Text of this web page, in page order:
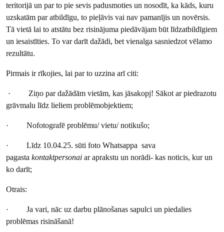
teritorijā un par to pie sevis padusmoties un nosodīt, ka kāds, kuru
uzskatām par atbildīgu, to pieļāvis vai nav pamanījis un novērsis.
Tā vietā lai to atstātu bez risinājuma piedāvājam būt līdzatbildīgiem
un iesaistīties. To var darīt dažādi, bet vienalga sasniedzot vēlamo
rezultātu.
Pirmais ir rīkojies, lai par to uzzina arī citi:
· Ziņo par dažādām vietām, kas jāsakopj! Sākot ar piedrazotu
grāvmalu līdz lieliem problēmobjektiem;
· Nofotografē problēmu/ vietu/ notikušo;
· Līdz 10.04.25. sūti foto Whatsappa sava
pagastakontaktpersonaiar aprakstu un norādi- kas noticis, kur un
ko darīt;
Otrais:
· Ja vari, nāc uz darbu plānošanas sapulci un piedalies
problēmas risināšanā!